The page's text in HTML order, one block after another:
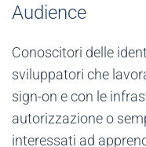
Audience
Conoscitori delle
sviluppatori che
sign-on e con le
autorizzazione o
interessati ad